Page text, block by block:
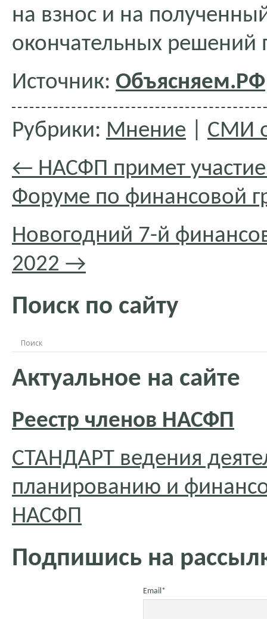
на взнос и на
окончательных решений
Источник: Объясняем.РФ
Рубрики: Мнение
СМИ
← НАСФП примет
Форуме по финансовой
Новогодний 7-й
2022 →
Поиск по сайту
Актуальное на сайте
Реестр членов НАСФП
СТАНДАРТ ведения
планированию и
НАСФП
Подпишись на
Email*